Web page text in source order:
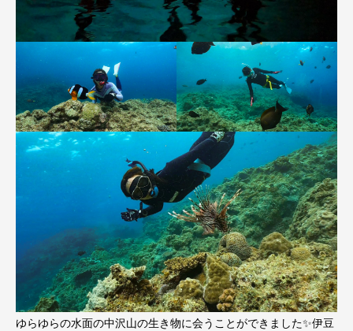
ゆらゆらの水面の中沢山の生き物に会うことができました✨伊豆